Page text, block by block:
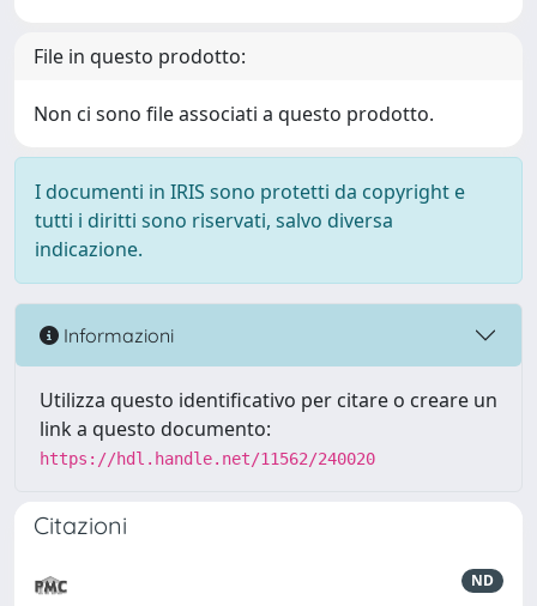
File in questo prodotto:
Non ci sono file associati a questo prodotto.
I documenti in IRIS sono protetti da copyright e
tutti i diritti sono riservati, salvo diversa
indicazione.
Informazioni
Utilizza questo identificativo per citare o creare un
link a questo documento:
https://hdl.handle.net/11562/240020
Citazioni
ND